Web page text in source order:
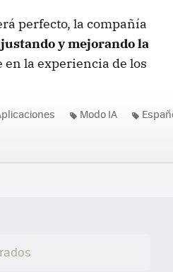
perfecto, la compañía
y mejorando la
en la experiencia de los
Modo IA